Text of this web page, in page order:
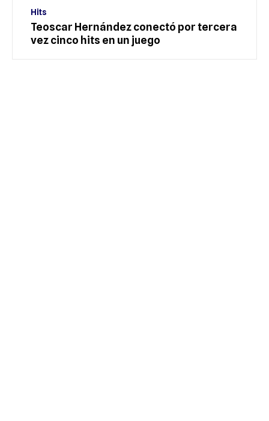
Hits
Teoscar Hernández conectó por tercera
vez cinco hits en un juego